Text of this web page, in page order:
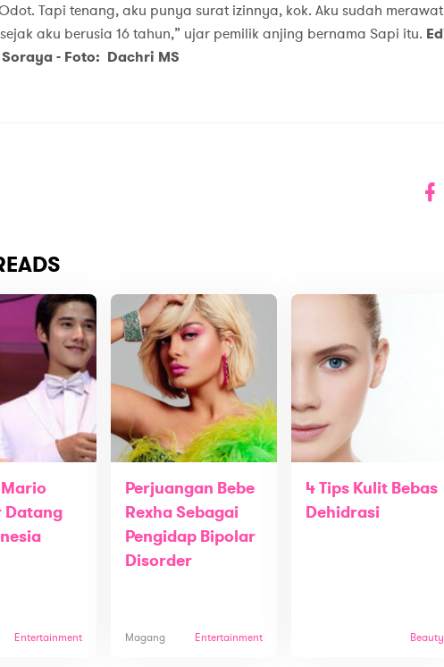
Tapi tenang, aku punya surat izinnya, kok. Aku sudah merawat
aku berusia 16 tahun,” ujar pemilik anjing bernama Sapi itu.
- Foto: Dachri MS
Datang
Entertainment
Perjuangan Bebe
Rexha Sebagai
Pengidap Bipolar
Disorder
Magang Entertainment
4 Tips Kulit Bebas
Dehidrasi
Beauty